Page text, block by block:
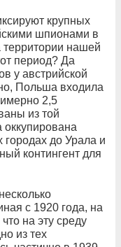
крупных
шпионами в
нашей
период? Да
у австрийской
Польша входила
2,5
из той
до Урала и
контингент для
с 1920 года, на
на эту среду
из тех